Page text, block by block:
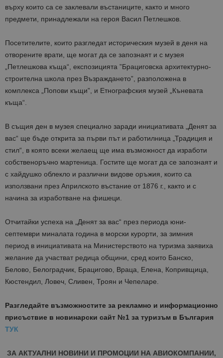
върху които са се заклевали въстаниците, както и много
предмети, принадлежали на героя Васил Петлешков.
Посетителите, които разгледат историческия музей в деня на
отворените врати, ще могат да се запознаят и с музея
„Петлешкова къща“, експозицията ”Брациговска архитектурно-
строителна школа през Възраждането”, разположена в
комплекса „Попови къщи”, и Етнографския музей „Къневата
къща“.
В същия ден в музея специално заради инициативата „Денят за
вас“ ще бъде открита за първи път и работилница „Традиция и
стил“, в която всеки желаещ ще има възможност да изработи
собственоръчно мартеница. Гостите ще могат да се запознаят и
с хайдушко облекло и различни видове оръжия, които са
използвани през Априлското въстание от 1876 г., както и с
начина за изработване на фишеци.
Отчитайки успеха на „Денят за вас“ през периода юни-
септември миналата година в морски курорти, за зимния
период в инициативата на Министерството на туризма заявиха
желание да участват редица общини, сред които Банско,
Белово, Белоградчик, Брацигово, Враца, Елена, Копривщица,
Кюстендил, Ловеч, Сливен, Троян и Чепеларе.
Разгледайте възможностите за рекламно и информационно
присъствие в новинарски сайт №1 за туризъм в България
ТУК
ЗА АКТУАЛНИ НОВИНИ И ПРОМОЦИИ НА АВИОКОМПАНИИ,